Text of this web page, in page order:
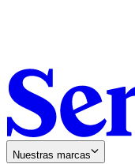
Nuestras marcas